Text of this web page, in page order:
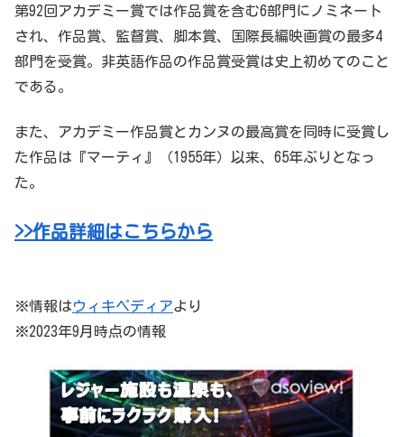
第92回アカデミー賞では作品賞を含む6部門にノミネート
され、作品賞、監督賞、脚本賞、国際長編映画賞の最多4
部門を受賞。非英語作品の作品賞受賞は史上初めてのこと
である。
また、アカデミー作品賞とカンヌの最高賞を同時に受賞し
た作品は『マーティ』（1955年）以来、65年ぶりとなっ
た。
>>作品詳細はこちらから
※情報はウィキペディアより
※2023年9月時点の情報